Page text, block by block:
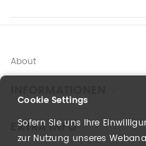
About
EXTRA INFO
Cookie Settings
Sofern Sie uns Ihre
zur Nutzung unseres